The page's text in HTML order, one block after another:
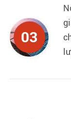
03